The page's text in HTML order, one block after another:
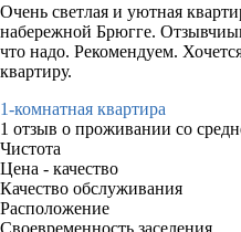
Очень светлая и уютная
набережной Брюгге.
что надо. Рекомендуем.
квартиру.
1-комнатная квартира
1 отзыв о проживании со
Чистота
Цена - качество
Качество обслуживания
Расположение
Своевременность заселения